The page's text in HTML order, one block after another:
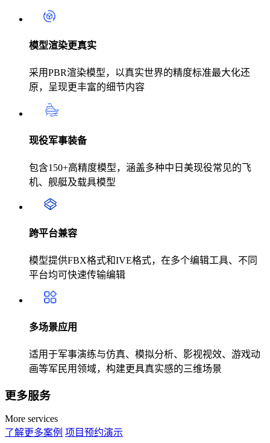
模型渲染更真实
采用PBR渲染模型，以真实世界的精度标准最大化还
原，呈现更丰富的细节内容
现役军事装备
包含150+高精度模型，涵盖多种中日美现役常见的飞
机、舰艇及载具模型
跨平台兼容
模型提供FBX格式和IVE格式，在多个编辑工具、不同
平台均可快速传输编辑
多场景应用
适用于军事演练与仿真、模拟分析、影视视效、游戏动
画等军民用领域，构建更具真实感的三维场景
更多服务
More services
了解更多案例 项目预约演示